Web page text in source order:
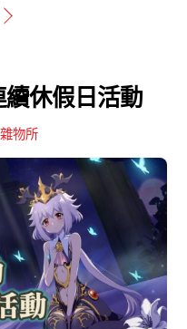
續休假日活動
雜物所